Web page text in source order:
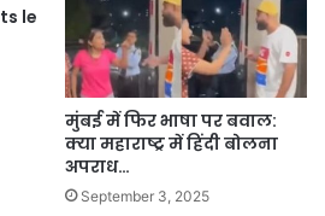
le
मुंबई में फिर भाषा पर बवाल:
क्या महाराष्ट्र में हिंदी बोलना
अपराध…
September 3, 2025